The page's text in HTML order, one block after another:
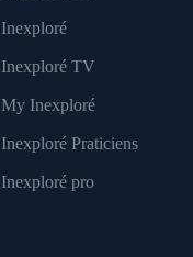
Inexploré
Inexploré TV
My Inexploré
Inexploré Praticiens
Inexploré pro